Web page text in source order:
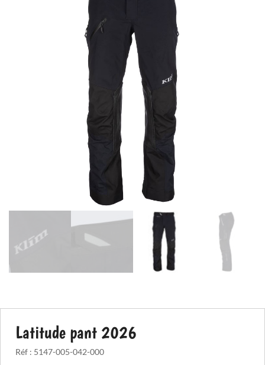
Latitude pant 2026
Réf : 5147-005-042-000